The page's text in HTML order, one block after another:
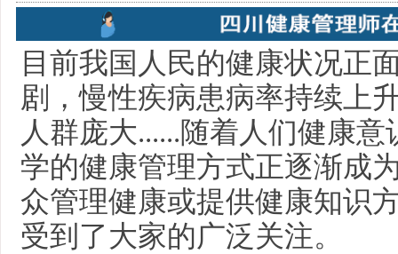
目前我国人民的健康状况正
剧，慢性疾病患病率持续上
人群庞大......随着人们健康
学的健康管理方式正逐渐成
众管理健康或提供健康知识
受到了大家的广泛关注。